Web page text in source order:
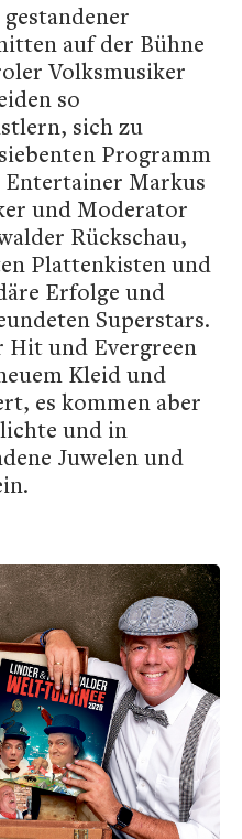
auf der Bühne
Volksmusiker
so
sich zu
Programm
Markus
und Moderator
Rückschau,
Plattenkisten und
Erfolge und
Superstars.
Hit und Evergreen
Kleid und
es kommen aber
und in
Juwelen und